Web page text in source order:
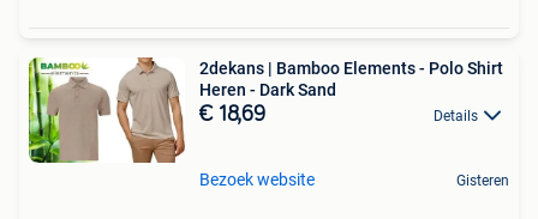
2dekans | Bamboo Elements - Polo Shirt
Heren - Dark Sand
€ 18,69 Details
Bezoek website Gisteren